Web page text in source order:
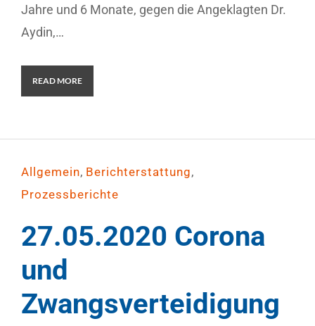
Jahre und 6 Monate, gegen die Angeklagten Dr.
Aydin,…
READ MORE
Allgemein, Berichterstattung,
Prozessberichte
27.05.2020 Corona
und
Zwangsverteidigung